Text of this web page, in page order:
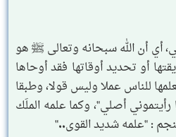
أي أن الله سبحانه وتعالى ﷺ هو
أو تحديد أوقاتها فقد أوحاها
للناس عملا وليس قولا، وطبقا
أصلي"، وكما علمه الملَك
: "علمه شديد القوى.."